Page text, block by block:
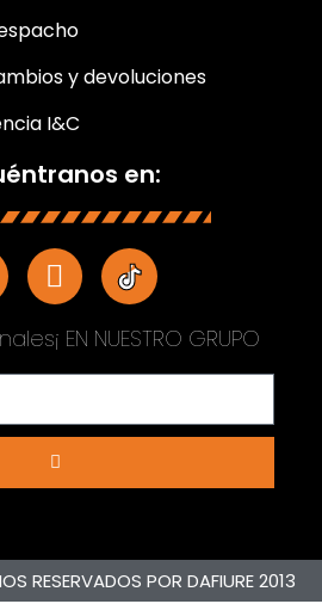
y devoluciones
I&C
en:
EN NUESTRO GRUPO
RESERVADOS POR DAFIURE 2013